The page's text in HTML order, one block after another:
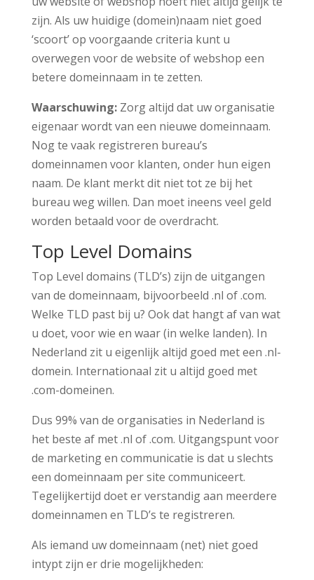
zijn. Als uw huidige (domein)naam niet goed
‘scoort’ op voorgaande criteria kunt u
overwegen voor de website of webshop een
betere domeinnaam in te zetten.
Waarschuwing:Zorg altijd dat uw organisatie
eigenaar wordt van een nieuwe domeinnaam.
Nog te vaak registreren bureau’s
domeinnamen voor klanten, onder hun eigen
naam. De klant merkt dit niet tot ze bij het
bureau weg willen. Dan moet ineens veel geld
worden betaald voor de overdracht.
Top Level Domains
Top Level domains (TLD’s) zijn de uitgangen
van de domeinnaam, bijvoorbeeld .nl of .com.
Welke TLD past bij u? Ook dat hangt af van wat
u doet, voor wie en waar (in welke landen). In
Nederland zit u eigenlijk altijd goed met een .nl-
domein. Internationaal zit u altijd goed met
.com-domeinen.
Dus 99% van de organisaties in Nederland is
het beste af met .nl of .com. Uitgangspunt voor
de marketing en communicatie is dat u slechts
een domeinnaam per site communiceert.
Tegelijkertijd doet er verstandig aan meerdere
domeinnamen en TLD’s te registreren.
Als iemand uw domeinnaam (net) niet goed
intypt zijn er drie mogelijkheden: